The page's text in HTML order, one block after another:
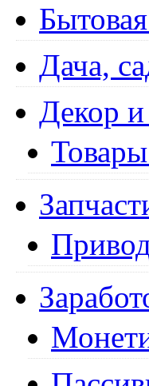
Дача,
Декор